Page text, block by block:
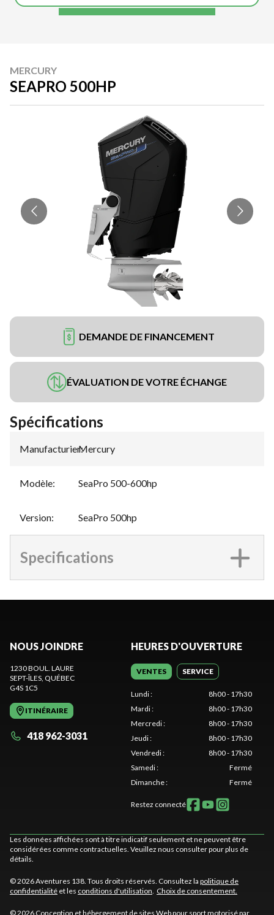
MERCURY
SEAPRO 500HP
DEMANDE DE FINANCEMENT
ÉVALUATION DE VOTRE ÉCHANGE
Spécifications
Manufacturier:
Mercury
Modèle: SeaPro 500-600hp
Version: SeaPro 500hp
Specifications
NOUS JOINDRE
1230 BOUL. LAURE
SEPT-ÎLES, QUÉBEC
G4S 1C5
ITINÉRAIRE
418 962-3031
HEURES D'OUVERTURE
VENTES SERVICE
Lundi:
8h00 - 17h30
Mardi:
8h00 - 17h30
Mercredi:
8h00 - 17h30
Jeudi:
8h00 - 17h30
Vendredi:
8h00 - 17h30
Samedi:
Fermé
Dimanche: Fermé
Restez connecté
Les données affichées sont à titre indicatif seulement et ne peuvent être
considérées comme contractuelles. Veuillez nous consulter pour plus de
détails.
© 2026 Aventures 138. Tous droits réservés. Consultez la politique de
confidentialité et les conditions d'utilisation. Choix de consentement.
© 2026 Conception et hébergement de sites Web pour sport motorisé par